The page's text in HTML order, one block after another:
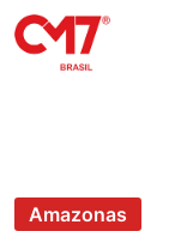
Amazonas